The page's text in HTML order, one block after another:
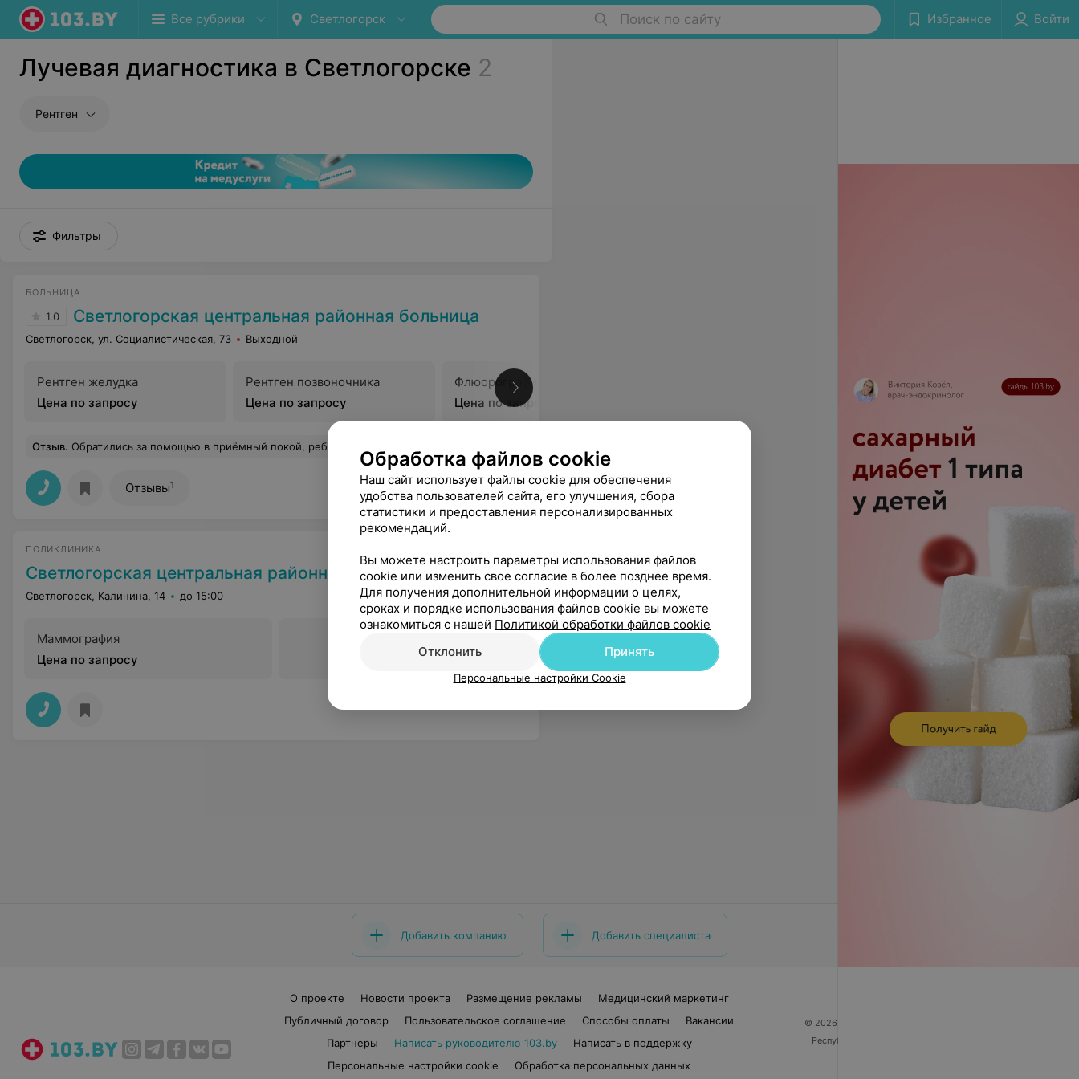
Все рубрики Светлогорск Поиск по сайту Избранное Войти
Лучевая диагностика в Светлогорске 2
Рентген
Фильтры
БОЛЬНИЦА
1.0 Светлогорская центральная районная больница
Светлогорск, ул. Социалистическая, 73 Выходной
Рентген желудка
Цена по запросу
Рентген позвоночника
Цена по запросу
Флюорография
Цена по запросу
Отзыв. Обратились за помощью в приёмный покой, ребёнок не мог становиться на ножку, нам сделали снимок, врач посмотрел снимок и дополнительно отправил на анализ крови. На мой вопрос "что вы скажите нам по сниму?" - снимок сделался не для вас, а для меня, сдадите и кровь и я вас положу в детскую больницу. В больницу мы ложиться отказались, так как не местные и уезжаем, после чего врач с грубость отвечает мне пишите отказ и идите на 4 стороны хоть сейчас и можете не сдавать кровь. Отличный заведующий. Ни ответа на вопрос, ни причины стационара, ни какого уважения. Я обращалась для того чтобы знать, серьёзное что-то у ребёнка или может просто понял связки. Так как лето и бегаем и прыгает! Отношение и лечение медиков желает лучшего!
Отзывы1
ПОЛИКЛИНИКА
Светлогорская центральная районная поликлиника (педиатрическое и отделение медреабилитации)
Светлогорск, Калинина, 14 до 15:00
Маммография
Цена по запросу
Все цены
Добавить компанию Добавить специалиста
О проекте Новости проекта Размещение рекламы
Медицинский маркетинг
Публичный договор
Пользовательское соглашение Способы оплаты
Вакансии
Партнеры
Написать руководителю 103.by
Написать в поддержку
Персональные настройки cookie
Обработка персональных данных
© 2026 ООО «Артокс Лаб», УНП 191700409
Республика Беларусь, г. Минск, улица Толбухина, 2,
Обработка файлов cookie
Наш сайт использует файлы cookie для обеспечения
удобства пользователей сайта, его улучшения, сбора
статистики и предоставления персонализированных
рекомендаций.
Вы можете настроить параметры использования файлов
cookie или изменить свое согласие в более позднее время.
Для получения дополнительной информации о целях,
сроках и порядке использования файлов cookie вы можете
ознакомиться с нашей Политикой обработки файлов cookie
Отклонить
Принять
Персональные настройки Cookie